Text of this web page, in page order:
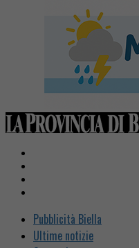
Pubblicità Biella
Ultime notizie